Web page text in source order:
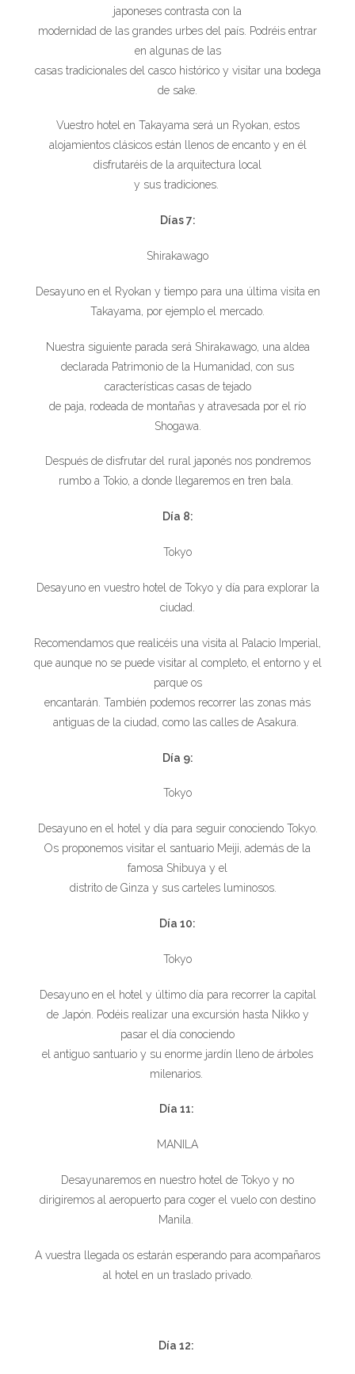
japoneses contrasta con la
modernidad de las grandes urbes del país. Podréis entrar
en algunas de las
casas tradicionales del casco histórico y visitar una bodega
de sake.
Vuestro hotel en Takayama será un Ryokan, estos
alojamientos clásicos están llenos de encanto y en él
disfrutaréis de la arquitectura local
y sus tradiciones.
Días 7:
Shirakawago
Desayuno en el Ryokan y tiempo para una última visita en
Takayama, por ejemplo el mercado.
Nuestra siguiente parada será Shirakawago, una aldea
declarada Patrimonio de la Humanidad, con sus
características casas de tejado
de paja, rodeada de montañas y atravesada por el río
Shogawa.
Después de disfrutar del rural japonés nos pondremos
rumbo a Tokio, a donde llegaremos en tren bala.
Día 8:
Tokyo
Desayuno en vuestro hotel de Tokyo y día para explorar la
ciudad.
Recomendamos que realicéis una visita al Palacio Imperial,
que aunque no se puede visitar al completo, el entorno y el
parque os
encantarán. También podemos recorrer las zonas más
antiguas de la ciudad, como las calles de Asakura.
Día 9:
Tokyo
Desayuno en el hotel y día para seguir conociendo Tokyo.
Os proponemos visitar el santuario Meiji, además de la
famosa Shibuya y el
distrito de Ginza y sus carteles luminosos.
Día 10:
Tokyo
Desayuno en el hotel y último día para recorrer la capital
de Japón. Podéis realizar una excursión hasta Nikko y
pasar el día conociendo
el antiguo santuario y su enorme jardín lleno de árboles
milenarios.
Día 11:
MANILA
Desayunaremos en nuestro hotel de Tokyo y no
dirigiremos al aeropuerto para coger el vuelo con destino
Manila.
A vuestra llegada os estarán esperando para acompañaros
al hotel en un traslado privado.
Día 12: